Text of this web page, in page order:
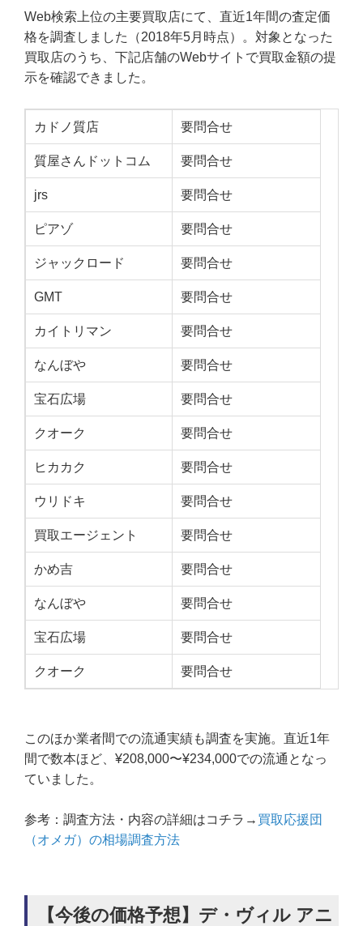
Web検索上位の主要買取店にて、直近1年間の査定価
格を調査しました（2018年5月時点）。対象となった
買取店のうち、下記店舗のWebサイトで買取金額の提
示を確認できました。
カドノ質店 要問合せ
質屋さんドットコム 要問合せ
jrs 要問合せ
ピアゾ 要問合せ
ジャックロード 要問合せ
GMT 要問合せ
カイトリマン 要問合せ
なんぼや 要問合せ
宝石広場 要問合せ
クオーク 要問合せ
ヒカカク 要問合せ
ウリドキ 要問合せ
買取エージェント 要問合せ
かめ吉 要問合せ
なんぼや 要問合せ
宝石広場 要問合せ
クオーク 要問合せ
このほか業者間での流通実績も調査を実施。直近1年
間で数本ほど、¥208,000〜¥234,000での流通となっ
ていました。
参考：調査方法・内容の詳細はコチラ→ 買取応援団
（オメガ）の相場調査方法
【今後の価格予想】デ・ヴィル アニ